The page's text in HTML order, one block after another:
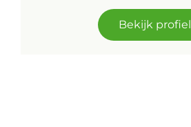
Bekijk profiel